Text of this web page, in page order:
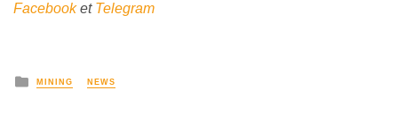
Facebooket Telegram
MINING NEWS